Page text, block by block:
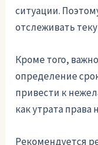
ситуации.
отслеживать
Кроме того,
определение
привести к
как утрата права
Рекомендуется